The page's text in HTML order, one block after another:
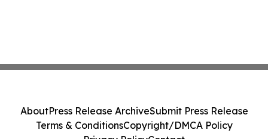
AboutPress Release ArchiveSubmit Press Release
Terms & ConditionsCopyright/DMCA Policy